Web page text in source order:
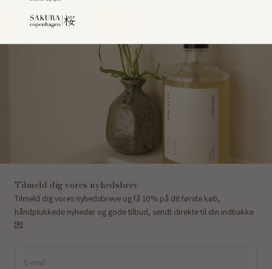
Tilmeld dig vores nyhedsbrev
Tilmeld dig vores nyhedsbreve og få 10% på dit første køb,
håndplukkede nyheder og gode tilbud, sendt direkte til din indbakke
💌
E-mail